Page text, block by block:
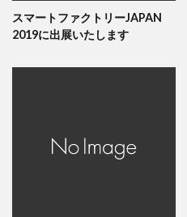
スマートファクトリーJAPAN
2019に出展いたします